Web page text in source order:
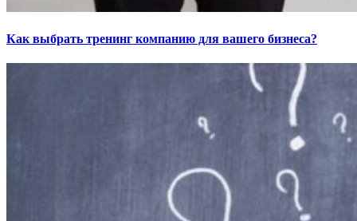
Как выбрать тренинг компанию для вашего бизнеса?